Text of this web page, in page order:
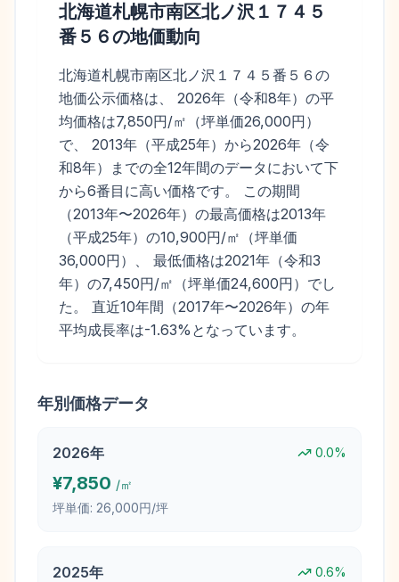
北海道札幌市南区北ノ沢１７４５
番５６の地価動向
北海道札幌市南区北ノ沢１７４５番５６の
地価公示価格は、 2026年（令和8年）の平
均価格は7,850円/㎡（坪単価26,000円）
で、 2013年（平成25年）から2026年（令
和8年）までの全12年間のデータにおいて下
から6番目に高い価格です。 この期間
（2013年〜2026年）の最高価格は2013年
（平成25年）の10,900円/㎡（坪単価
36,000円）、 最低価格は2021年（令和3
年）の7,450円/㎡（坪単価24,600円）でし
た。 直近10年間（2017年〜2026年）の年
平均成長率は-1.63%となっています。
年別価格データ
2026年 0.0%
¥7,850 /㎡
坪単価: 26,000円/坪
2025年 0.6%